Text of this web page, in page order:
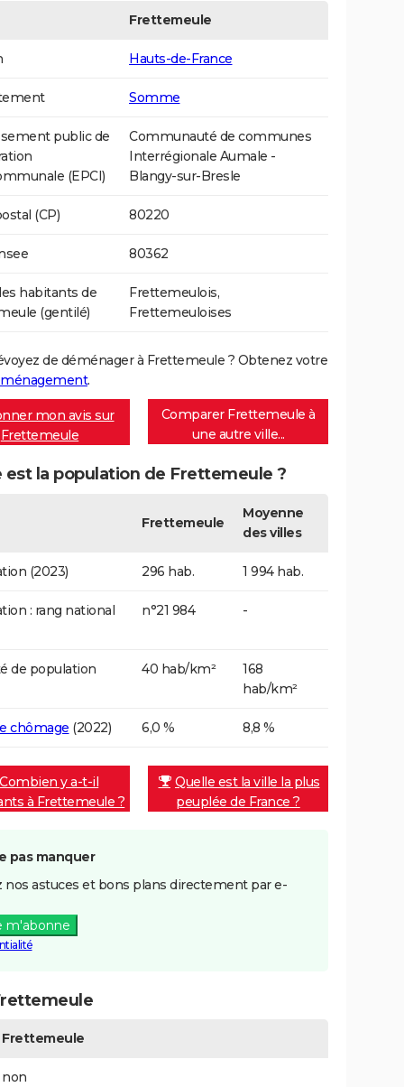
Frettemeule
Hauts-de-France
Somme
public de
(EPCI)
Communauté de communes
Interrégionale Aumale -
Blangy-sur-Bresle
(CP) 80220
80362
habitants de
(gentilé)
Frettemeulois,
Frettemeuloises
de déménager à Frettemeule ? Obtenez votre
.
mon avis sur
Frettemeule
Comparer Frettemeule à
une autre ville...
est la population de Frettemeule ?
Frettemeule
Moyenne
des villes
(2023) 296 hab. 1 994 hab.
: rang national n°21 984 -
de population 40 hab/km²
168
hab/km²
chômage (2022) 6,0 % 8,8 %
Combien y a-t-il
à Frettemeule ?
Quelle est la ville la plus
peuplée de France ?
pas manquer
nos astuces et bons plans directement par e-
m'abonne
Frettemeule
non